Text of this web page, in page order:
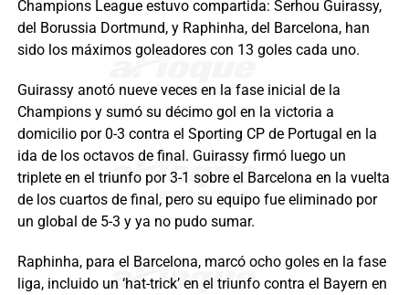
Champions League estuvo compartida: Serhou Guirassy,
del Borussia Dortmund, y Raphinha, del Barcelona, han
sido los máximos goleadores con 13 goles cada uno.
Guirassy anotó nueve veces en la fase inicial de la
Champions y sumó su décimo gol en la victoria a
domicilio por 0-3 contra el Sporting CP de Portugal en la
ida de los octavos de final. Guirassy firmó luego un
triplete en el triunfo por 3-1 sobre el Barcelona en la vuelta
de los cuartos de final, pero su equipo fue eliminado por
un global de 5-3 y ya no pudo sumar.
Raphinha, para el Barcelona, marcó ocho goles en la fase
liga, incluido un ‘hat-trick’ en el triunfo contra el Bayern en